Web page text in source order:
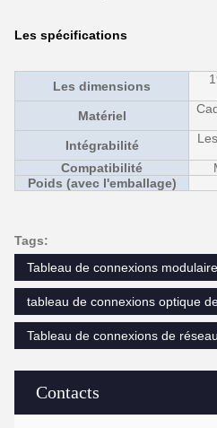
Contacts
Les spécifications
Les dimensions
Matériel
Intégrabilité
Compatibilité
Poids (avec l'emballage)
Tags:
Tableau de connexions
tableau de connexions optique
Tableau de connexions de